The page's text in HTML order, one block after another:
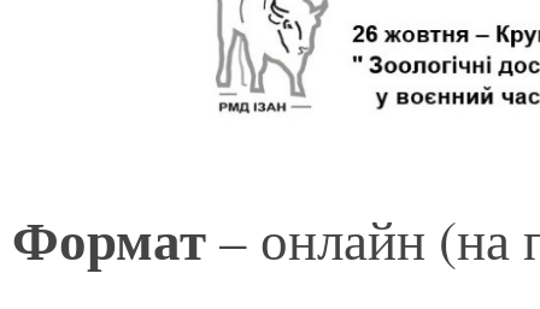
Формат– онлайн (на